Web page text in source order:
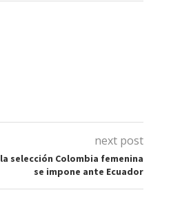
next post
selección Colombia femenina
se impone ante Ecuador